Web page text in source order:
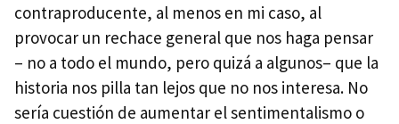
contraproducente, al menos en mi caso, al
provocar un rechace general que nos haga pensar
– no a todo el mundo, pero quizá a algunos– que la
historia nos pilla tan lejos que no nos interesa. No
sería cuestión de aumentar el sentimentalismo o